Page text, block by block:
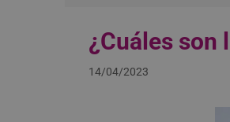
¿Cuáles son
14/04/2023